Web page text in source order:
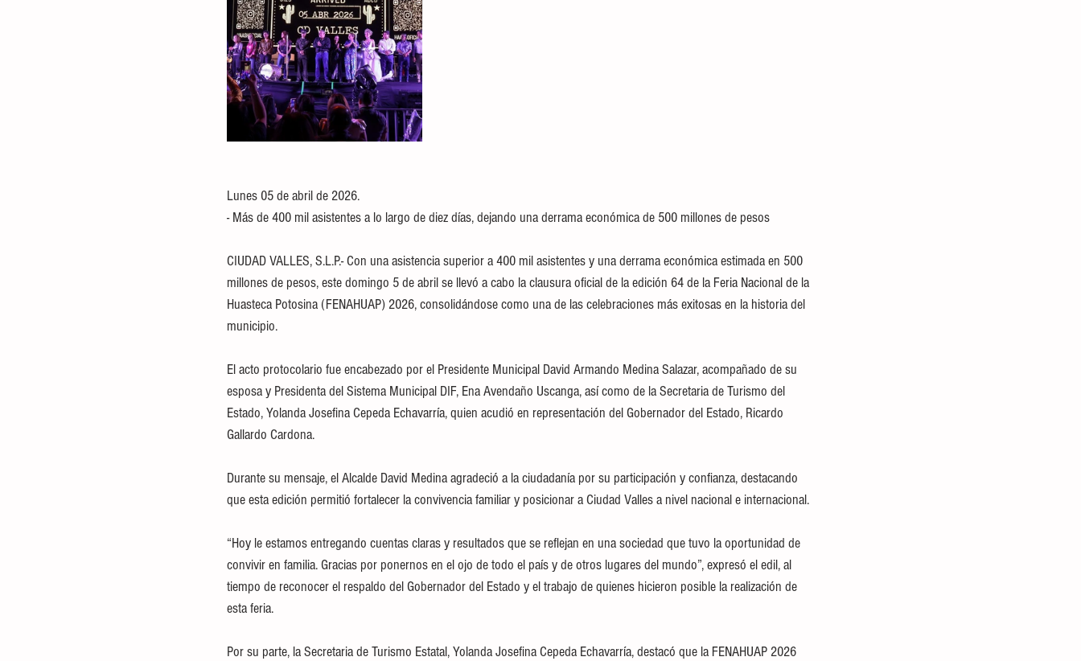
Lunes 05 de abril de 2026.
- Más de 400 mil asistentes a lo largo de diez días, dejando una derrama económica de 500 millones de pesos
CIUDAD VALLES, S.L.P.- Con una asistencia superior a 400 mil asistentes y una derrama económica estimada en 500
millones de pesos, este domingo 5 de abril se llevó a cabo la clausura oficial de la edición 64 de la Feria Nacional de la
Huasteca Potosina (FENAHUAP) 2026, consolidándose como una de las celebraciones más exitosas en la historia del
municipio.
El acto protocolario fue encabezado por el Presidente Municipal David Armando Medina Salazar, acompañado de su
esposa y Presidenta del Sistema Municipal DIF, Ena Avendaño Uscanga, así como de la Secretaria de Turismo del
Estado, Yolanda Josefina Cepeda Echavarría, quien acudió en representación del Gobernador del Estado, Ricardo
Gallardo Cardona.
Durante su mensaje, el Alcalde David Medina agradeció a la ciudadanía por su participación y confianza, destacando
que esta edición permitió fortalecer la convivencia familiar y posicionar a Ciudad Valles a nivel nacional e internacional.
“Hoy le estamos entregando cuentas claras y resultados que se reflejan en una sociedad que tuvo la oportunidad de
convivir en familia. Gracias por ponernos en el ojo de todo el país y de otros lugares del mundo”, expresó el edil, al
tiempo de reconocer el respaldo del Gobernador del Estado y el trabajo de quienes hicieron posible la realización de
esta feria.
Por su parte, la Secretaria de Turismo Estatal, Yolanda Josefina Cepeda Echavarría, destacó que la FENAHUAP 2026